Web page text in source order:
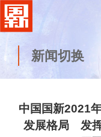
新闻切换
中国国新2021
发展格局 发